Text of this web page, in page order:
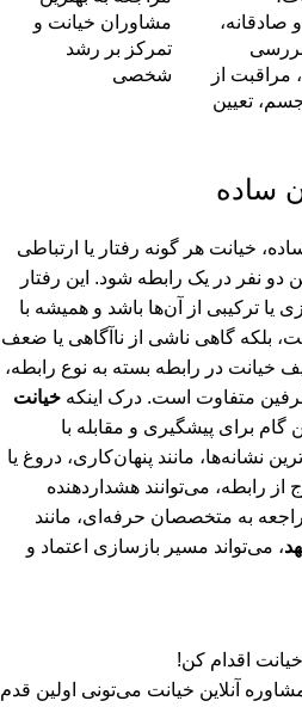
صادقانه،
مراقبت از
تعیین
مشاوران خیانت و
تمرکز بر رشد
شخصی
ساده
خیانت هر گونه رفتار یا ارتباطی
نفر در یک رابطه شود. این رفتار
یا ترکیبی از آن‌ها باشد و همیشه با
بلکه گاهی ناشی از ناآگاهی یا ضعف
خیانت در رابطه بسته به نوع رابطه،
متفاوت است. درک اینکه خیانت
گام برای پیشگیری و مقابله با
نشانه‌ها، مانند پنهان‌کاری، دروغ یا
رابطه، می‌توانند هشداردهنده
به متخصصان حرفه‌ای، مانند
، می‌تواند مسیر بازسازی اعتماد و
اقدام کن!
آنلاین خیانت می‌تونی اولین قدم